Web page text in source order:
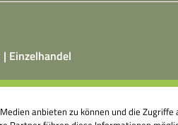
Einzelhandel
Milchsäurebakterien in
anbieten zu können und die